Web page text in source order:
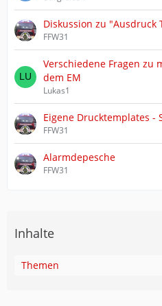
Diskussion zu "Ausdruck
FFW31
Verschiedene Fragen zu
dem EM
Lukas1
Eigene Drucktemplates -
FFW31
Alarmdepesche
FFW31
Inhalte
Themen